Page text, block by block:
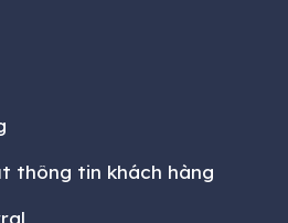
thông tin khách hàng